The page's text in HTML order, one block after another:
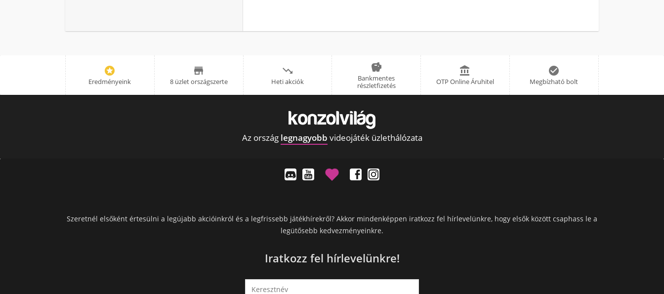

Eredményeink

8 üzlet országszerte

Heti akciók

Bankmentes
részletfizetés

OTP Online Áruhitel

Megbízható bolt
Az ország legnagyobb videojáték üzlethálózata
Szeretnél elsőként értesülni a legújabb akcióinkról és a legfrissebb játékhírekről? Akkor mindenképpen iratkozz fel hírlevelünkre, hogy elsők között csaphass le a
legütősebb kedvezményeinkre.
Iratkozz fel hírlevelünkre!